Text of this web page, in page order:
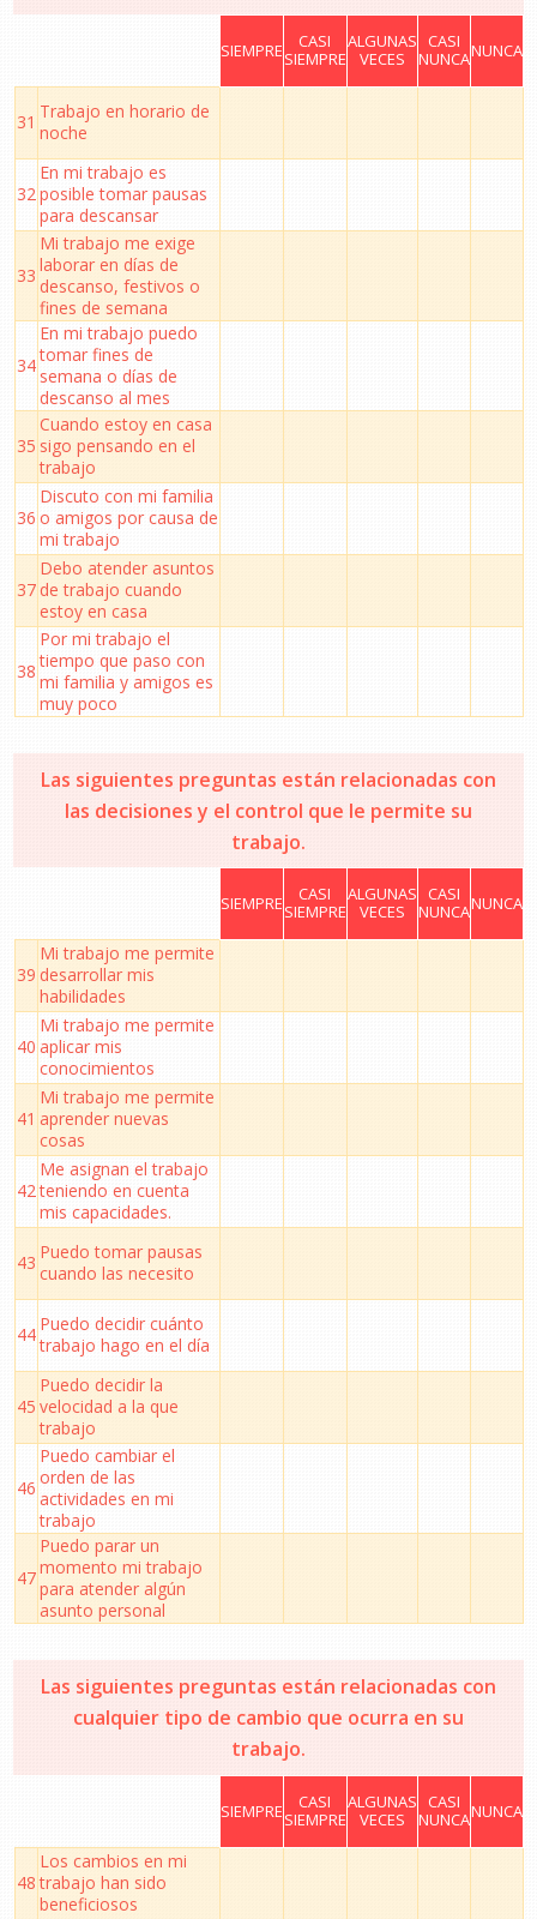
SIEMPRE
CASI
SIEMPRE
ALGUNAS
VECES
CASI
NUNCANUNCA
31 Trabajo en horario de
noche
32
En mi trabajo es
posible tomar pausas
para descansar
33
Mi trabajo me exige
laborar en días de
descanso, festivos o
fines de semana
34
En mi trabajo puedo
tomar fines de
semana o días de
descanso al mes
35
Cuando estoy en casa
sigo pensando en el
trabajo
36
Discuto con mi familia
o amigos por causa de
mi trabajo
37
Debo atender asuntos
de trabajo cuando
estoy en casa
38
Por mi trabajo el
tiempo que paso con
mi familia y amigos es
muy poco
Las siguientes preguntas están relacionadas con
las decisiones y el control que le permite su
trabajo.
SIEMPRE
CASI
SIEMPRE
ALGUNAS
VECES
CASI
NUNCANUNCA
39
Mi trabajo me permite
desarrollar mis
habilidades
40
Mi trabajo me permite
aplicar mis
conocimientos
41
Mi trabajo me permite
aprender nuevas
cosas
42
Me asignan el trabajo
teniendo en cuenta
mis capacidades.
43 Puedo tomar pausas
cuando las necesito
44 Puedo decidir cuánto
trabajo hago en el día
45
Puedo decidir la
velocidad a la que
trabajo
46
Puedo cambiar el
orden de las
actividades en mi
trabajo
47
Puedo parar un
momento mi trabajo
para atender algún
asunto personal
Las siguientes preguntas están relacionadas con
cualquier tipo de cambio que ocurra en su
trabajo.
SIEMPRE
CASI
SIEMPRE
ALGUNAS
VECES
CASI
NUNCANUNCA
48
Los cambios en mi
trabajo han sido
beneficiosos